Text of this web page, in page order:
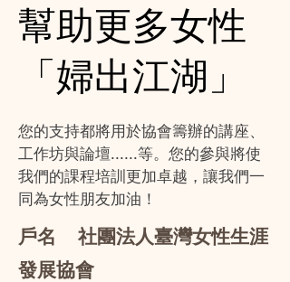
​幫助更多女性
「婦出江湖」
您的支持都將用於協會籌辦的講座、
工作坊與論壇......等。 您的參與將使
我們的課程培訓更加卓越，讓我們一
同為女性朋友加油！
戶名 社團法人臺灣女性生涯
發展協會